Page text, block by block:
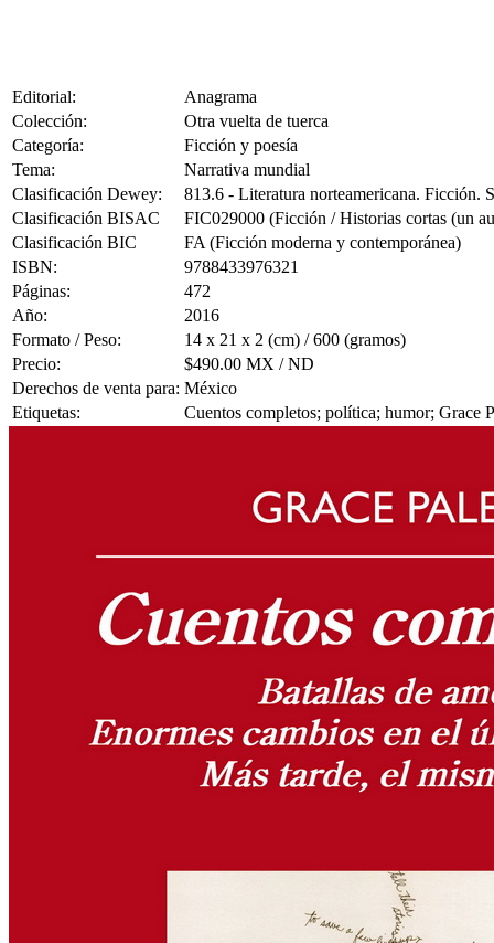
Editorial:
Anagrama
Colección:
Otra vuelta de tuerca
Categoría:
Ficción y poesía
Tema:
Narrativa mundial
Clasificación Dewey:
813.6 - Literatura norteamericana. Ficción.
Clasificación BISAC
FIC029000 (Ficción / Historias cortas (un
Clasificación BIC
FA (Ficción moderna y contemporánea)
ISBN:
9788433976321
Páginas:
472
Año:
2016
Formato / Peso:
14 x 21 x 2 (cm) / 600 (gramos)
Precio:
$490.00 MX / ND
Derechos de venta para: México
Etiquetas:
Cuentos completos; política; humor; Grace